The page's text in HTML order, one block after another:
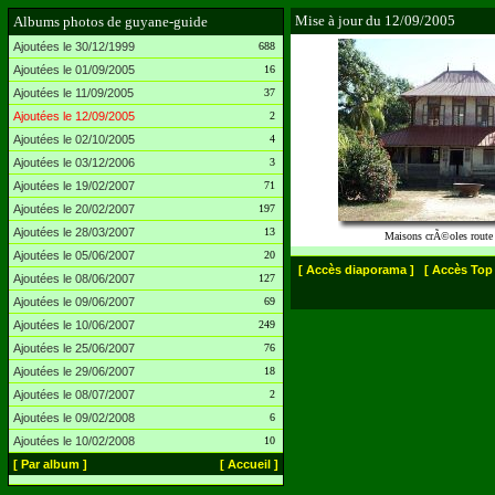
Albums photos de guyane-guide
Ajoutées le 30/12/1999 688
Ajoutées le 01/09/2005 16
Ajoutées le 11/09/2005 37
Ajoutées le 12/09/2005 2
Ajoutées le 02/10/2005 4
Ajoutées le 03/12/2006 3
Ajoutées le 19/02/2007 71
Ajoutées le 20/02/2007 197
Ajoutées le 28/03/2007 13
Ajoutées le 05/06/2007 20
Ajoutées le 08/06/2007 127
Ajoutées le 09/06/2007 69
Ajoutées le 10/06/2007 249
Ajoutées le 25/06/2007 76
Ajoutées le 29/06/2007 18
Ajoutées le 08/07/2007 2
Ajoutées le 09/02/2008 6
Ajoutées le 10/02/2008 10
[ Par album ] [ Accueil ]
Mise à jour du 12/09/2005
Maisons crÃ©oles route
[ Accès diaporama ] [ Accès Top